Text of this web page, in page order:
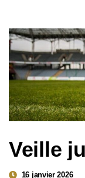
16 janvier 2026